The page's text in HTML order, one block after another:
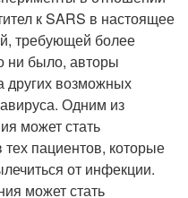
к SARS в настоящее
требующей более
ни было, авторы
других возможных
Одним из
может стать
тех пациентов, которые
от инфекции.
может стать